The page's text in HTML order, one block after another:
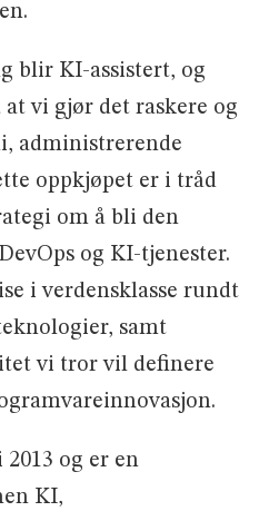
blir KI-assistert, og
vi gjør det raskere og
administrerende
oppkjøpet er i tråd
om å bli den
og KI-tjenester.
i verdensklasse rundt
samt
vi tror vil definere
og er en
KI,